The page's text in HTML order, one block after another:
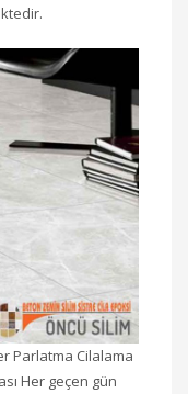
Parlatma Cilalama
Her geçen gün